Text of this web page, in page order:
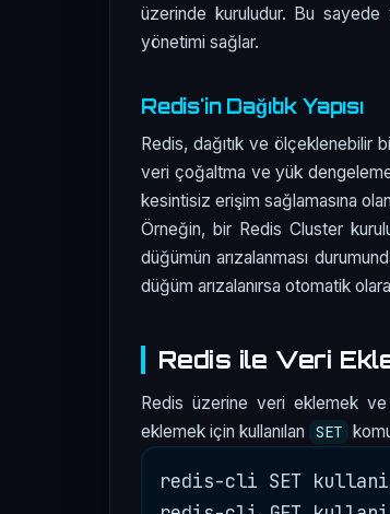
üzerinde kuruludur. Bu sayede
yönetimi sağlar.
Redis'in Dağıtık Yapısı
Redis, dağıtık ve ölçeklenebilir
veri çoğaltma ve yük
kesintisiz erişim sağlamasına
Örneğin, bir Redis Cluster
düğümün arızalanması
düğüm arızalanırsa otomatik
Redis ile Veri
Redis üzerine veri eklemek ve
eklemek için kullanılan
SET
redis-cli SET